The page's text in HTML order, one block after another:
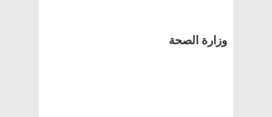
وزارة الصحة